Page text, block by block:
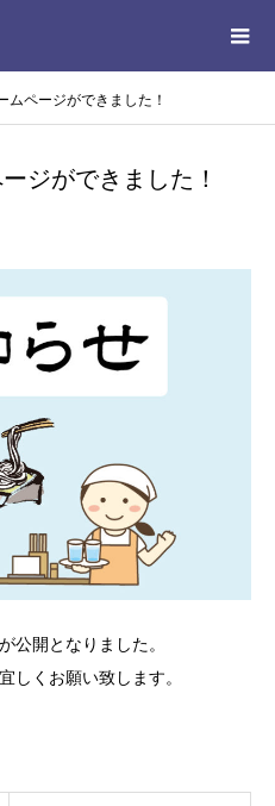
ムページができました！
ジができました！
公開となりました。
しくお願い致します。